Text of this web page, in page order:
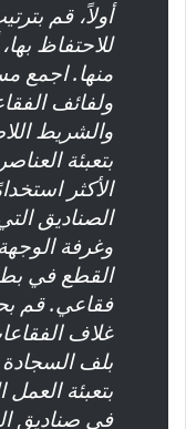
أولاً، قم
للاحتفاظ
منها. اجمع
ولفائف
والشريط
بتعبئة
الأكثر
الصناديق
وغرفة
القطع في
فقاعي. قم
غلاف
بلف
بتعبئة
في صناديق